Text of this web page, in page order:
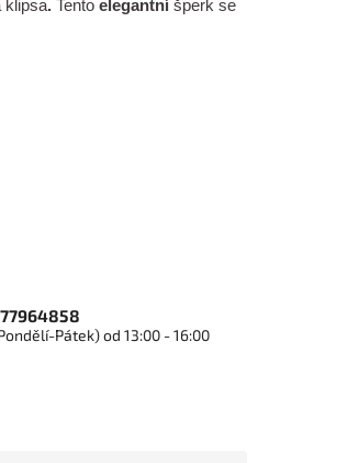
klipsa. Tento elegantníšperk se
Pátek) od 13:00 - 16:00